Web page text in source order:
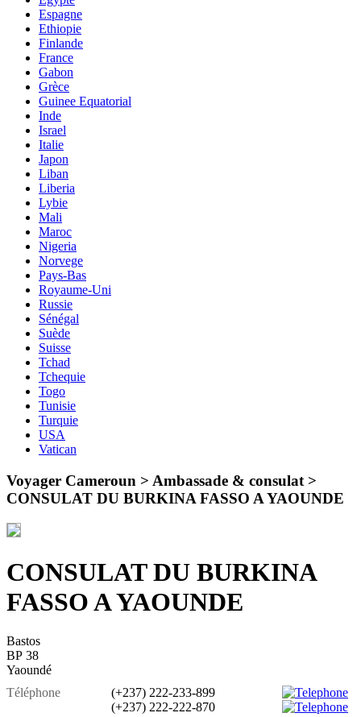
Espagne
Ethiopie
Finlande
France
Gabon
Grèce
Guinee Equatorial
Inde
Israel
Italie
Japon
Liban
Liberia
Lybie
Mali
Maroc
Nigeria
Norvege
Pays-Bas
Royaume-Uni
Russie
Sénégal
Suède
Suisse
Tchad
Tchequie
Togo
Tunisie
Turquie
USA
Vatican
Voyager Cameroun > Ambassade & consulat >
CONSULAT DU BURKINA FASSO A YAOUNDE
CONSULAT DU BURKINA
FASSO A YAOUNDE
Bastos
BP 38
Yaoundé
Téléphone
(+237) 222-233-899
(+237) 222-222-870